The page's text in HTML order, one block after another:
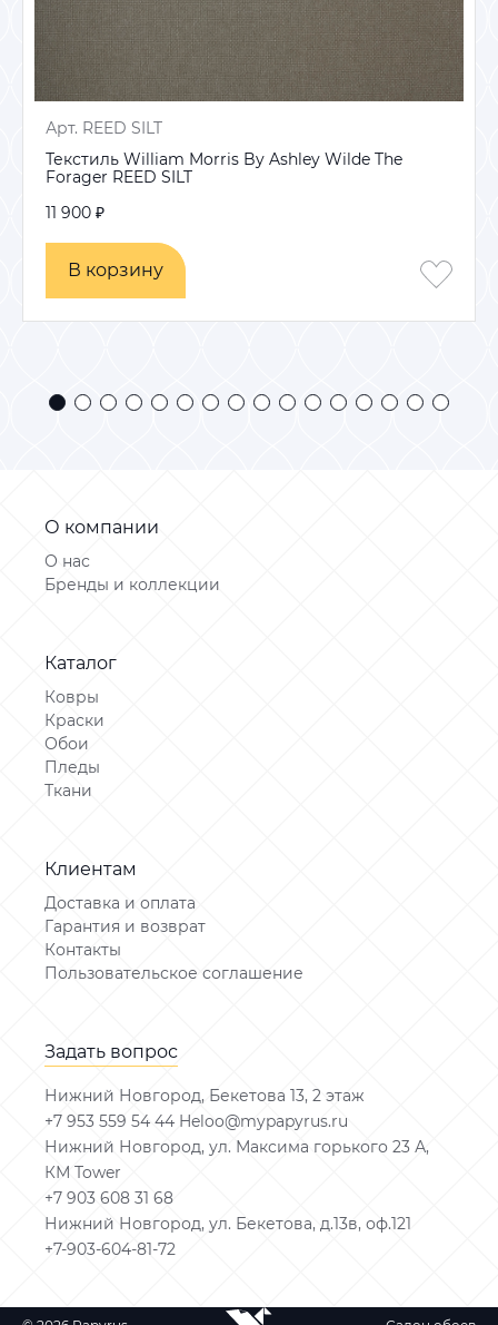
Задать вопрос
© 2026 Papyrus Салон обоев
Арт. REED SILT
Текстиль William Morris By Ashley Wilde The
Forager REED SILT
11 900 ₽
В корзину
В корзину
О компании
О нас
Бренды и коллекции
Каталог
Ковры
Краски
Обои
Пледы
Ткани
Клиентам
Доставка и оплата
Гарантия и возврат
Контакты
Пользовательское соглашение
Задать вопрос
Нижний Новгород, Бекетова 13, 2 этаж
+7 953 559 54 44 Heloo@mypapyrus.ru
Нижний Новгород, ул. Максима горького 23 А,
КМ Tower
+7 903 608 31 68
Нижний Новгород, ул. Бекетова, д.13в, оф.121
+7-903-604-81-72